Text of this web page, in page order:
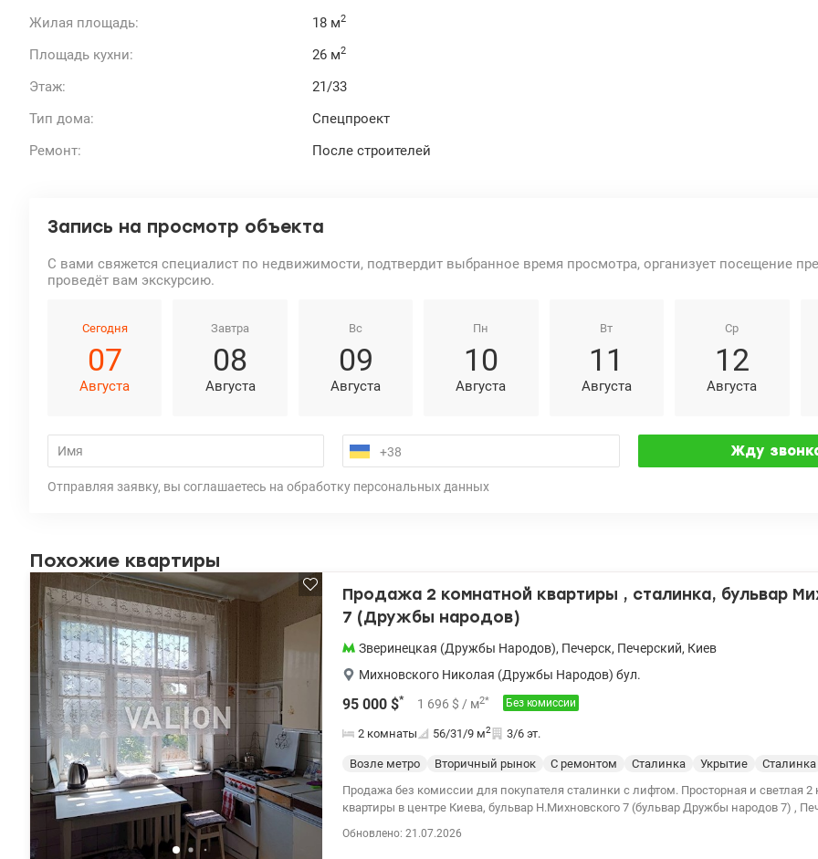
Жилая площадь: 18 м2
Площадь кухни: 26 м2
Этаж:
21/33
Тип дома:
Спецпроект
Ремонт:
После строителей
Запись на просмотр объекта
С вами свяжется специалист по недвижимости, подтвердит выбранное время просмотра, организует посещение
проведёт вам экскурсию.
Сегодня
07
Августа
Завтра
08
Августа
Вс
09
Августа
Пн
10
Августа
Вт
11
Августа
Ср
12
Августа
Отправляя заявку, вы соглашаетесь на обработку персональных данных
Похожие квартиры
Продажа 2 комнатной квартиры , сталинка, бульвар
7 (Дружбы народов)
Зверинецкая (Дружбы Народов), Печерск, Печерский, Киев
Михновского Николая (Дружбы Народов) бул.
95 000 $* 1 696 $ / м2* Без комиссии
2 комнаты 56/31/9 м2 3/6 эт.
Возле метро Вторичный рынок С ремонтом Сталинка Укрытие Сталинка
Продажа без комиссии для покупателя сталинки с лифтом. Просторная и светлая 2
квартиры в центре Киева, бульвар Н.Михновского 7 (бульвар Дружбы народов 7) ,
Обновлено: 21.07.2026